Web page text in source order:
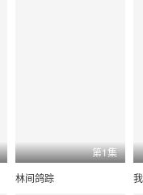
第1集
林间鸽踪